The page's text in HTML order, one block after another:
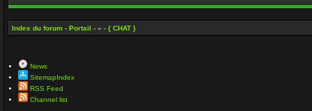
Index du forum - Portail - » - { CHAT }
News
SitemapIndex
RSS Feed
Channel list